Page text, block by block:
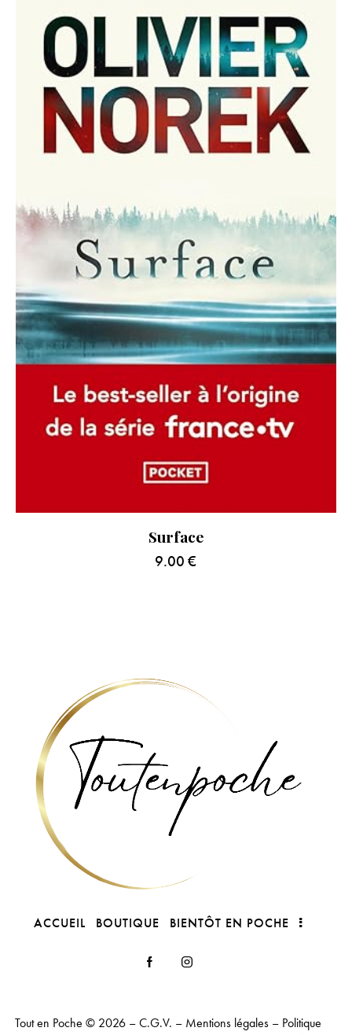
Surface
9.00 €
ACCUEIL BOUTIQUE BIENTÔT EN POCHE
Tout en Poche © 2026 –C.G.V. – Mentions légales – Politique